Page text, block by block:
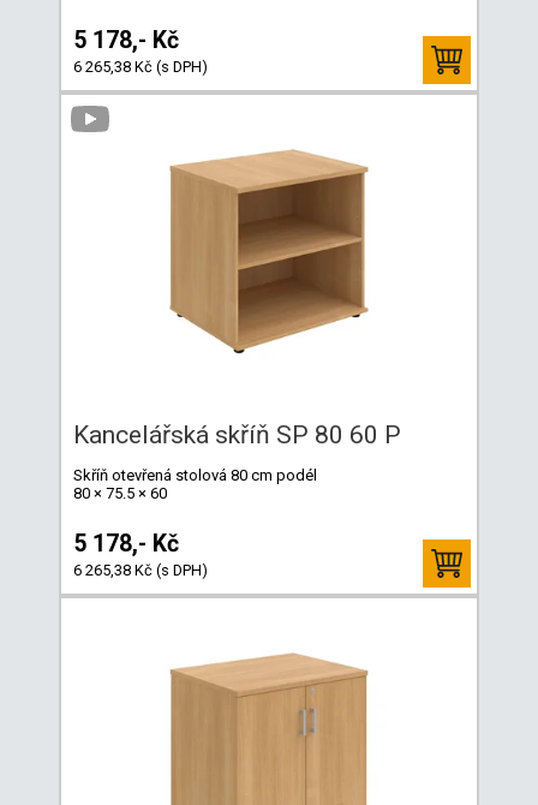
5 178,- Kč
6 265,38 Kč (s DPH)
Kancelářská skříň SP 80 60 P
Skříň otevřená stolová 80 cm podél
80 × 75.5 × 60
5 178,- Kč
6 265,38 Kč (s DPH)